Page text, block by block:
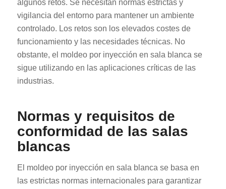
algunos retos. Se necesitan normas estrictas y
vigilancia del entorno para mantener un ambiente
controlado. Los retos son los elevados costes de
funcionamiento y las necesidades técnicas. No
obstante, el moldeo por inyección en sala blanca se
sigue utilizando en las aplicaciones críticas de las
industrias.
Normas y requisitos de
conformidad de las salas
blancas
El moldeo por inyección en sala blanca se basa en
las estrictas normas internacionales para garantizar